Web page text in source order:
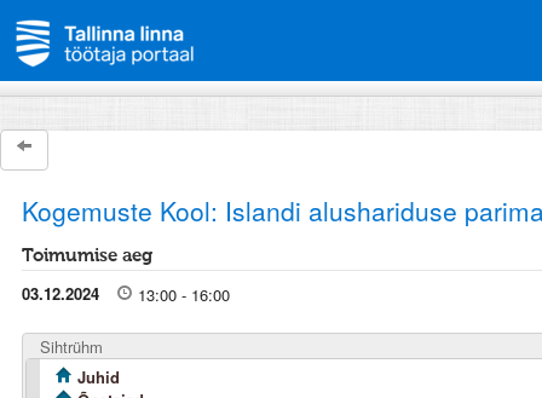
Kogemuste Kool: Islandi alushariduse
Toimumise aeg
03.12.2024 13:00 - 16:00
Sihtrühm
Juhid